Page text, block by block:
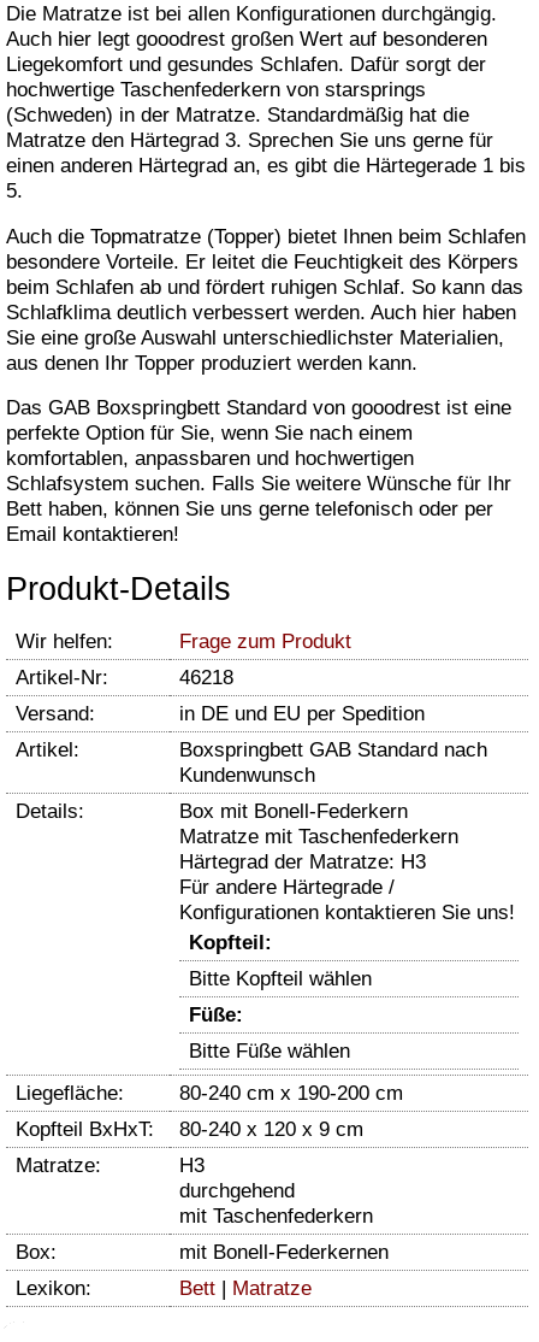
Die Matratze ist bei allen Konfigurationen durchgängig.
Auch hier legt gooodrest großen Wert auf besonderen
Liegekomfort und gesundes Schlafen. Dafür sorgt der
hochwertige Taschenfederkern von starsprings
(Schweden) in der Matratze. Standardmäßig hat die
Matratze den Härtegrad 3. Sprechen Sie uns gerne für
einen anderen Härtegrad an, es gibt die Härtegerade 1 bis
5.
Auch die Topmatratze (Topper) bietet Ihnen beim Schlafen
besondere Vorteile. Er leitet die Feuchtigkeit des Körpers
beim Schlafen ab und fördert ruhigen Schlaf. So kann das
Schlafklima deutlich verbessert werden. Auch hier haben
Sie eine große Auswahl unterschiedlichster Materialien,
aus denen Ihr Topper produziert werden kann.
Das GAB Boxspringbett Standard von gooodrest ist eine
perfekte Option für Sie, wenn Sie nach einem
komfortablen, anpassbaren und hochwertigen
Schlafsystem suchen. Falls Sie weitere Wünsche für Ihr
Bett haben, können Sie uns gerne telefonisch oder per
Email kontaktieren!
Produkt-Details
Wir helfen:
Frage zum Produkt
Artikel-Nr:
46218
Versand:
in DE und EU per Spedition
Artikel:
Boxspringbett GAB Standard nach
Kundenwunsch
Details:
Box mit Bonell-Federkern
Matratze mit Taschenfederkern
Härtegrad der Matratze: H3
Für andere Härtegrade /
Konfigurationen kontaktieren Sie uns!
Kopfteil:
Bitte Kopfteil wählen
Füße:
Bitte Füße wählen
Liegefläche:
80-240 cm x 190-200 cm
Kopfteil BxHxT:
80-240 x 120 x 9 cm
Matratze:
H3
durchgehend
mit Taschenfederkern
Box:
mit Bonell-Federkernen
Lexikon:
Bett | Matratze